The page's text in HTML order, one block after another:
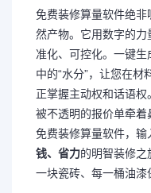
免费装修算量软件绝
然产物。它用数字的
准化、可控化。一键
中的“水分”，让您在
正掌握主动权和话语
被不透明的报价单牵
免费装修算量软件，
钱、省力的明智装修
一块瓷砖、每一桶油漆